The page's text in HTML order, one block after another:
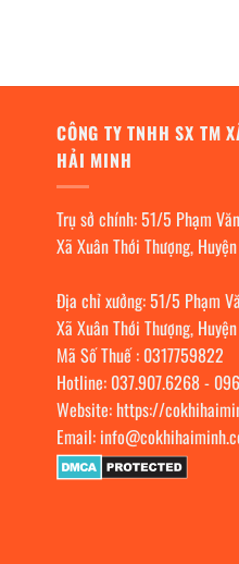
CÔNG TY TNHH SX TM
HẢI MINH
Trụ sở chính: 51/5 Phạm
Xã Xuân Thới Thượng,
Địa chỉ xưởng: 51/5 Phạm
Xã Xuân Thới Thượng,
Mã Số Thuế : 0317759822
Hotline: 037.907.6268-
Website: https://
Email: